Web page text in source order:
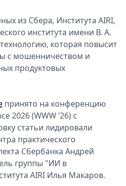
из Сбера, Института AIRI,
института имени В. А.
которая повысит
с мошенничеством и
продуктовых
принято на конференцию
2026 (WWW ’26) с
статьи лидировали
практического
Сбербанка Андрей
группы "ИИ в
AIRI Илья Макаров.